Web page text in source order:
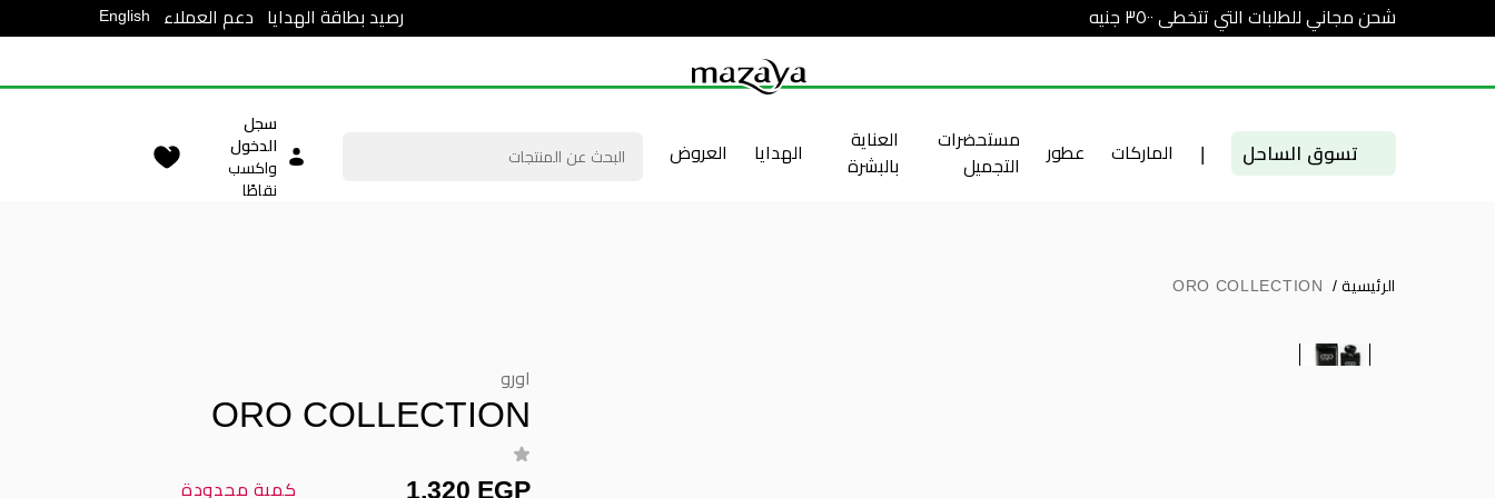
شحن مجاني للطلبات التي تتخطى ٣٥٠٠ جنيه رصيد بطاقة الهدايا دعم العملاء English
تسوق الساحل | الماركات عطور
مستحضرات
التجميل
العناية
بالبشرة
الهدايا العروض
سجل
الدخول
واكسب
نقاطًا
الرئيسية /
ORO COLLECTION
اورو
ORO COLLECTION
1,320 EGP كمية محدودة